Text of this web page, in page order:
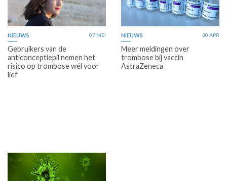
NIEUWS 07 MEI
Gebruikers van de
anticonceptiepil nemen het
risico op trombose wél voor
lief
NIEUWS 30 APR
Meer meldingen over
trombose bij vaccin
AstraZeneca